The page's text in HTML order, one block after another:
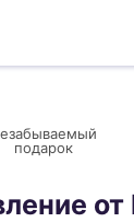
подарок
от